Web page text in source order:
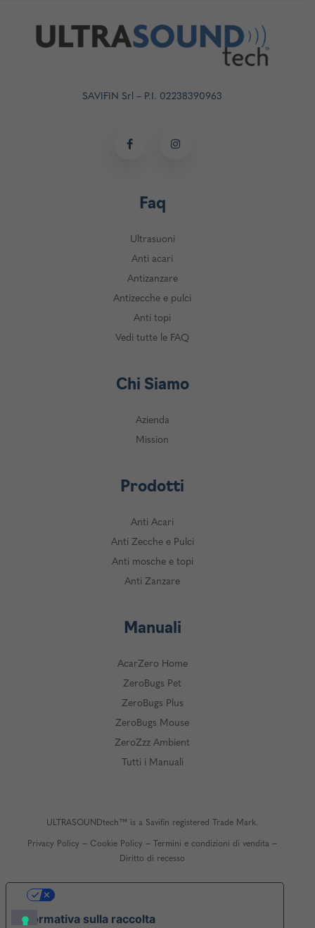
SAVIFIN Srl – P.I. 02238390963
Faq
Ultrasuoni
Anti acari
Antizanzare
Antizecche e pulci
Anti topi
Vedi tutte le FAQ
Chi Siamo
Azienda
Mission
Prodotti
Anti Acari
Anti Zecche e Pulci
Anti mosche e topi
Anti Zanzare
Manuali
AcarZero Home
ZeroBugs Pet
ZeroBugs Plus
ZeroBugs Mouse
ZeroZzz Ambient
Tutti i Manuali
Privacy Policy – Cookie Policy – Termini e condizioni di vendita –
Diritto di recesso
ULTRASOUNDtech™ is a Savifin registered Trade Mark.
Informativa sulla raccolta
Le tue preferenze relative alla privacy